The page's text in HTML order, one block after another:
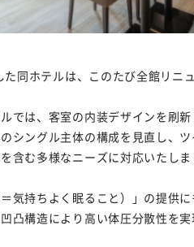
同ホテルは、このたび全館リニ
では、客室の内装デザインを刷
シングル主体の構成を見直し、
含む多様なニーズに対応いたしま
気持ちよく眠ること）」の提供
凸構造により高い体圧分散性を